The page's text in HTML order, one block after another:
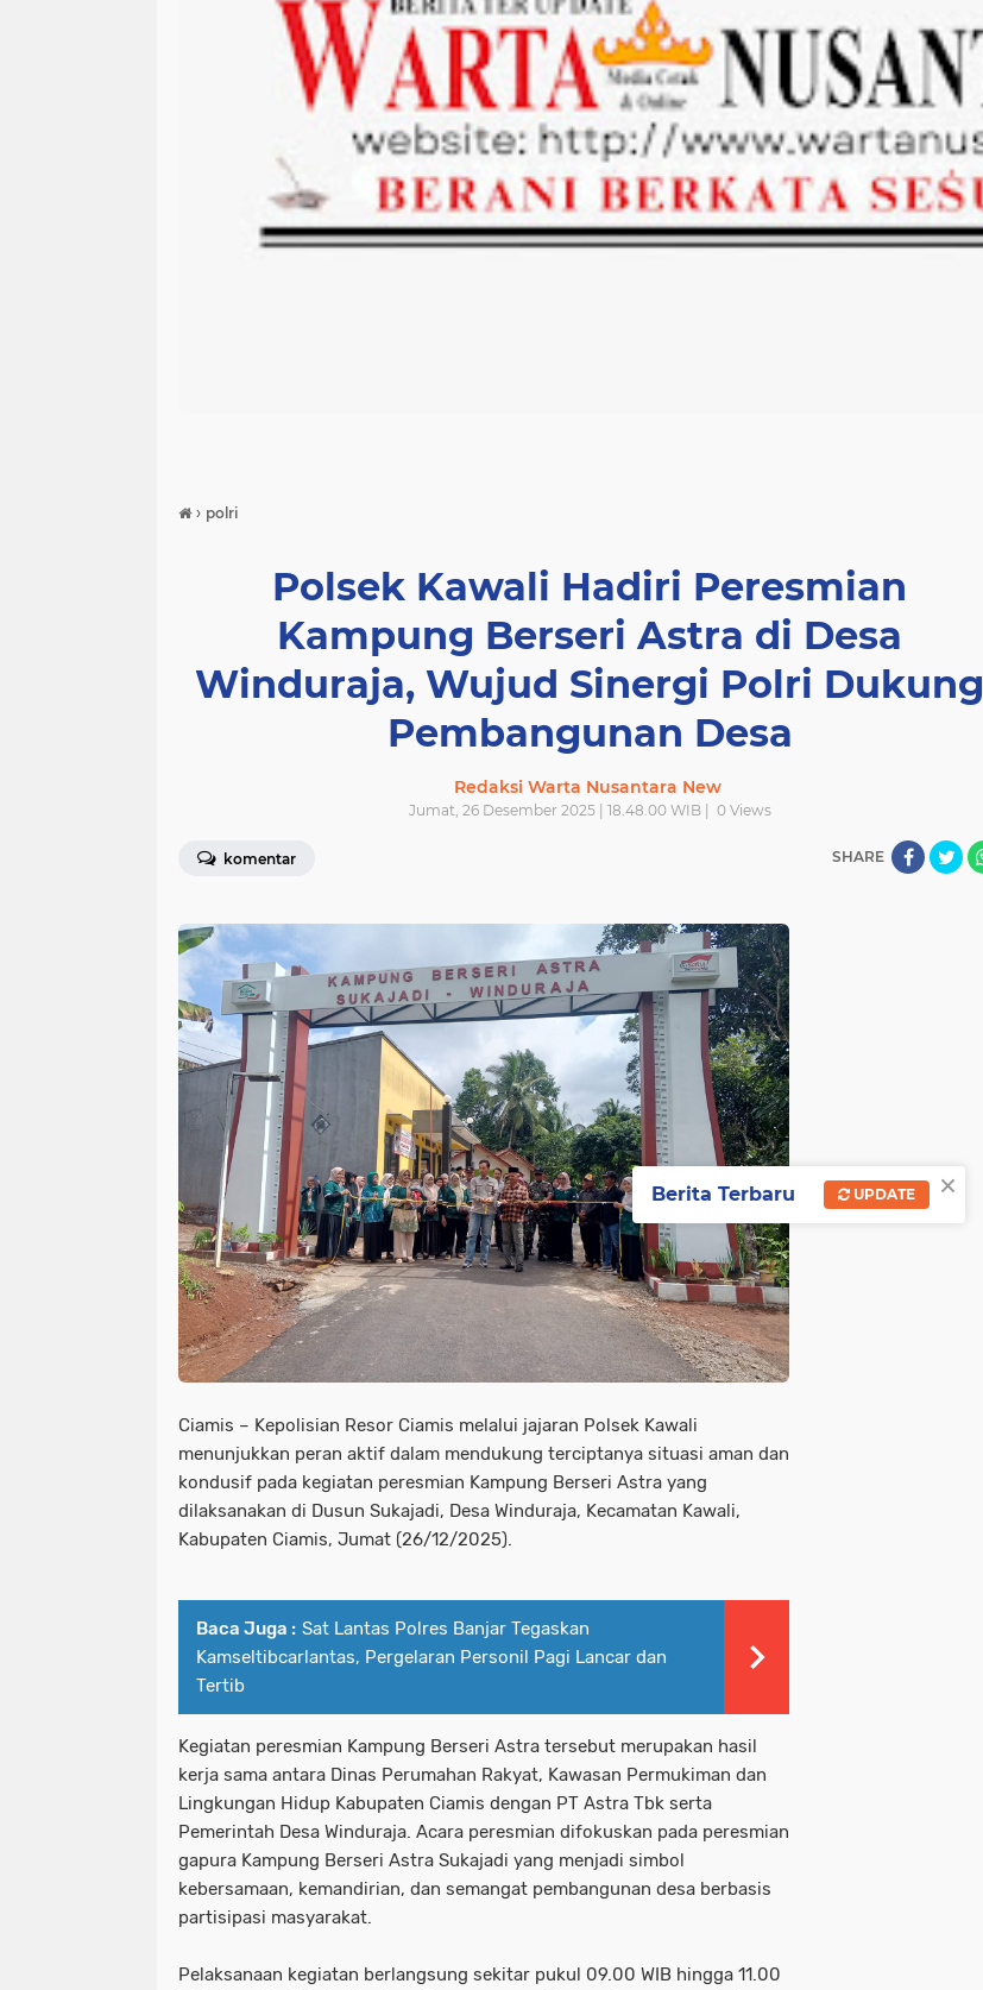
› polri
Polsek Kawali Hadiri Peresmian
Kampung Berseri Astra di Desa
Winduraja, Wujud Sinergi Polri Dukung
Pembangunan Desa
Redaksi Warta Nusantara New
Jumat, 26 Desember 2025 | 18.48.00 WIB | 0Views
komentar SHARE
Ciamis – Kepolisian Resor Ciamis melalui jajaran Polsek Kawali
menunjukkan peran aktif dalam mendukung terciptanya situasi aman dan
kondusif pada kegiatan peresmian Kampung Berseri Astra yang
dilaksanakan di Dusun Sukajadi, Desa Winduraja, Kecamatan Kawali,
Kabupaten Ciamis, Jumat (26/12/2025).
Baca Juga : Sat Lantas Polres Banjar Tegaskan
Kamseltibcarlantas, Pergelaran Personil Pagi Lancar dan
Tertib
Kegiatan peresmian Kampung Berseri Astra tersebut merupakan hasil
kerja sama antara Dinas Perumahan Rakyat, Kawasan Permukiman dan
Lingkungan Hidup Kabupaten Ciamis dengan PT Astra Tbk serta
Pemerintah Desa Winduraja. Acara peresmian difokuskan pada peresmian
gapura Kampung Berseri Astra Sukajadi yang menjadi simbol
kebersamaan, kemandirian, dan semangat pembangunan desa berbasis
partisipasi masyarakat.
Pelaksanaan kegiatan berlangsung sekitar pukul 09.00 WIB hingga 11.00
×
Berita Terbaru UPDATE